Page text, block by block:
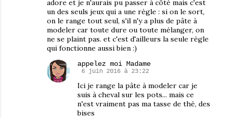
adore et je n'aurais pu passer à côté mais c'est
un des seuls jeux qui a une règle : si on le sort,
on le range tout seul, s'il n'y a plus de pâte à
modeler car toute dure ou toute mélanger, on
ne se plaint pas. et c'est d'ailleurs la seule règle
qui fonctionne aussi bien :)
appelez moi Madame
6 juin 2016 à 23:22
Ici je range la pâte à modeler car je
suis à cheval sur les pots... mais ce
n'est vraiment pas ma tasse de thé, des
bises